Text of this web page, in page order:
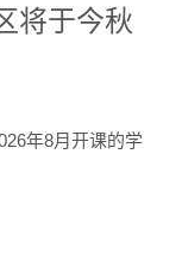
将于今秋
年8月开课的学